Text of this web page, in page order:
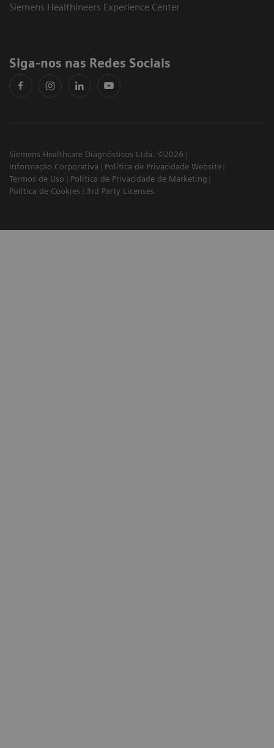
Siemens Healthineers Experience Center
Siga-nos nas Redes Sociais
Siemens Healthcare Diagnósticos Ltda. ©2026
Informação Corporativa
Política de Privacidade Website
Termos de Uso
Política de Privacidade de Marketing
Política de Cookies
3rd Party Licenses